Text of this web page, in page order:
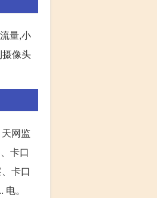
量,小
像头
网监
卡口
卡口
。